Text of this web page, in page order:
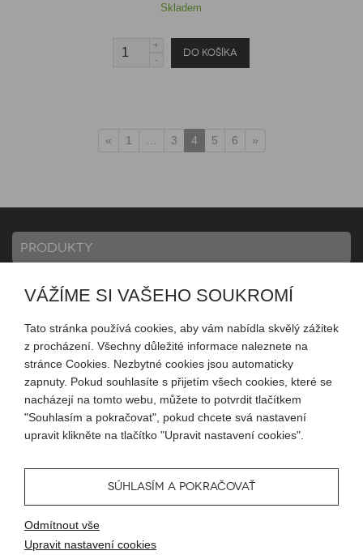
Skladem
« 1 3 4 5 6 »
PRODUKTY
INFORMACE
MŮJ ÚČET
SLEDUJTE NÁS
© 2026 Blueweb s.r.o.
Tvorba eshopu
VÁŽÍME SI VAŠEHO SOUKROMÍ
Tato stránka používá cookies, aby vám nabídla skvělý zážitek
z procházení. Všechny důležité informace naleznete na
stránce Cookies. Nezbytné cookies jsou automaticky
zapnuty. Pokud souhlasíte s přijetím všech cookies, které se
nacházejí na tomto webu, můžete to potvrdit tlačítkem
"Souhlasím a pokračovat", pokud chcete svá nastavení
upravit klikněte na tlačítko "Upravit nastavení cookies".
SÚHLASÍM A POKRAČOVAŤ
Odmítnout vše
Upravit nastavení cookies